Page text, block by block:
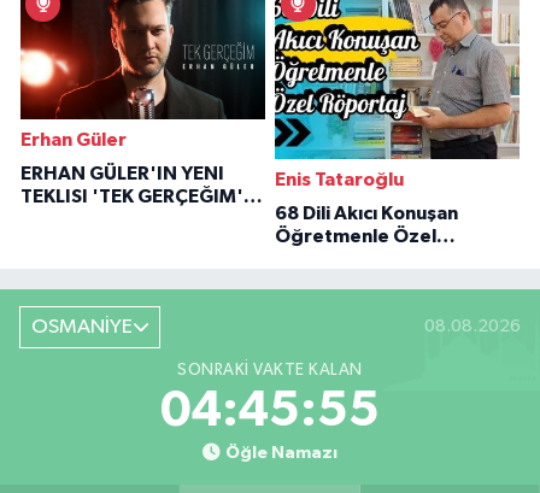
Erhan Güler
ERHAN GÜLER'IN YENI
TEKLISI 'TEK GERÇEĞIM'LE
Enis Tataroğlu
68 Dili Akıcı Konuşan
Öğretmenle Özel
OSMANİYE 08.08.2026
SONRAKI VAKTE KALAN
04:45:54
Öğle Namazı